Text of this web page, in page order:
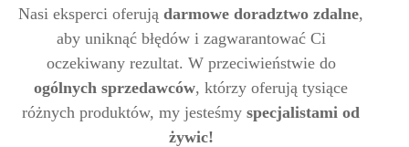
Nasi eksperci oferują darmowe doradztwo zdalne,
aby uniknąć błędów i zagwarantować Ci
oczekiwany rezultat. W przeciwieństwie do
ogólnych sprzedawców, którzy oferują tysiące
różnych produktów, my jesteśmy specjalistami od
żywic!